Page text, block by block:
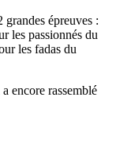
épreuves :
les passionnés du
les fadas du
encore rassemblé